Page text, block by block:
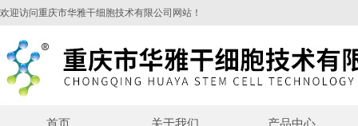
欢迎访问重庆市华雅干细胞技术有限公司网站！
首页 关于我们 产品中心